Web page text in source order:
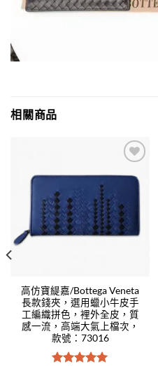
相關商品
wishlist
高仿寶緹嘉/Bottega Veneta
長款錢夾，選用蠟小牛皮手
工編織拼色，裡外全皮，質
感一流，高端大氣上檔次，
款號：73016